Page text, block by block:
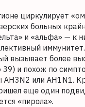
циркулирует
больных
и «альфа» — к
вызывает более
39) и похож по
AH3N2 или AH1N1.
еще один
«пирола».